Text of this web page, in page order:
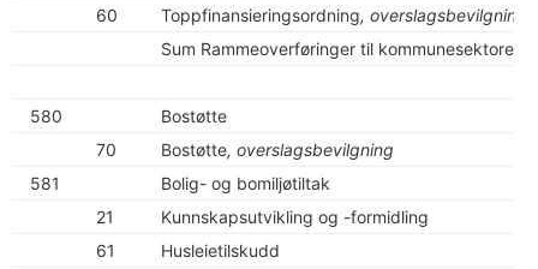
60
Toppfinansieringsordning, overslagsbevilgning
Sum Rammeoverføringer til kommunesektoren
580
Bostøtte
70
Bostøtte, overslagsbevilgning
581
Bolig- og bomiljøtiltak
21
Kunnskapsutvikling og -formidling
61
Husleietilskudd